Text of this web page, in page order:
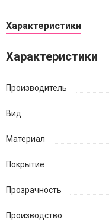
Характеристики
Характеристики
Производитель
Вид
Материал
Покрытие
Прозрачность
Производство